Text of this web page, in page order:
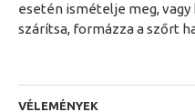
esetén ismételje meg, vagy
szárítsa, formázza a szőrt
VÉLEMÉNYEK